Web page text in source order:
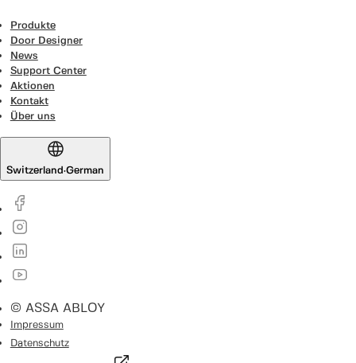
Produkte
Door Designer
News
Support Center
Aktionen
Kontakt
Über uns
Switzerland·German
© ASSA ABLOY
Impressum
Datenschutz